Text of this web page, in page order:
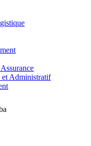
et Administratif